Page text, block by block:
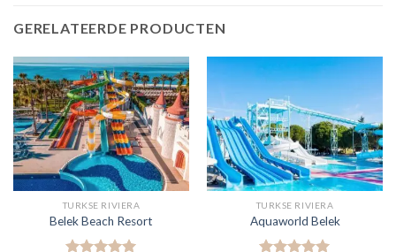
GERELATEERDE PRODUCTEN
TURKSE RIVIERA
Belek Beach Resort
TURKSE RIVIERA
Aquaworld Belek